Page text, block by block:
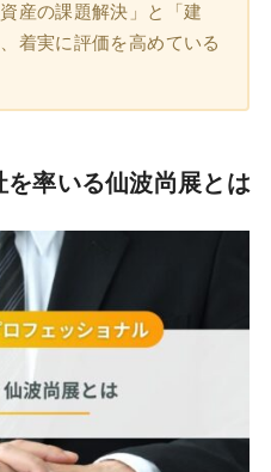
産の課題解決」と「建
着実に評価を高めている
を率いる仙波尚展とは